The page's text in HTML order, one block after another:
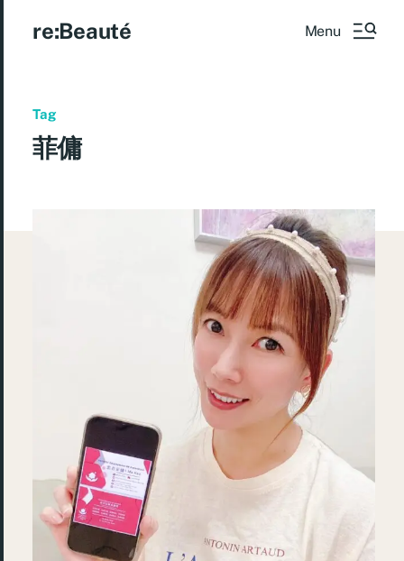
re:Beauté Menu
Tag
菲傭